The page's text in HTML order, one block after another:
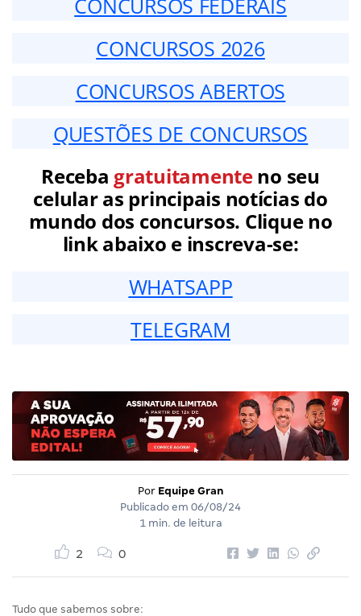
CONCURSOS 2026
CONCURSOS ABERTOS
QUESTÕES DE CONCURSOS
Receba gratuitamenteno seu
celular as principais notícias do
mundo dos concursos. Clique no
link abaixo e inscreva-se:
WHATSAPP
TELEGRAM
Por Equipe Gran
Publicado em 06/08/24
1 min. de leitura
2 0
Tudo que sabemos sobre: